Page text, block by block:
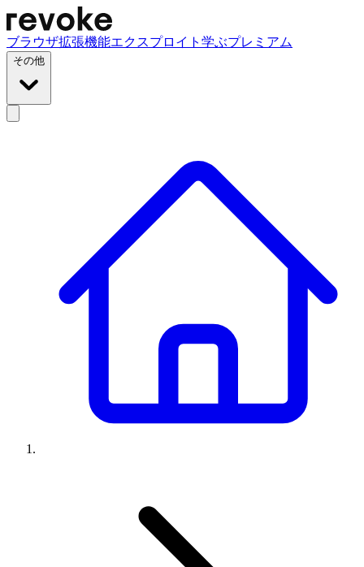
ブラウザ拡張機能エクスプロイト 学ぶプレミアム
その他